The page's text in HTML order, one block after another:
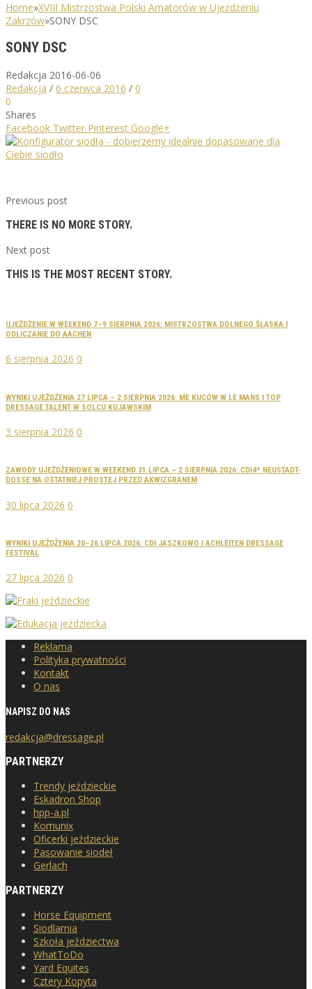
Home»XVIII Mistrzostwa Polski Amatorów w Ujeżdżeniu
Zakrzów»SONY DSC
SONY DSC
Redakcja 2016-06-06
Redakcja / 6 czerwca 2016 / 0
0
Shares
Facebook Twitter Pinterest Google+
Previous post
THERE IS NO MORE STORY.
Next post
THIS IS THE MOST RECENT STORY.
UJEŻDŻENIE W WEEKEND 7–9 SIERPNIA 2026: MISTRZOSTWA DOLNEGO ŚLĄSKA I
ODLICZANIE DO AACHEN
6 sierpnia 2026 0
WYNIKI UJEŻDŻENIA 27 LIPCA – 2 SIERPNIA 2026: ME KUCÓW W LE MANS I TOP
DRESSAGE TALENT W SOLCU KUJAWSKIM
3 sierpnia 2026 0
ZAWODY UJEŻDŻENIOWE W WEEKEND 31 LIPCA – 2 SIERPNIA 2026: CDI4* NEUSTADT-
DOSSE NA OSTATNIEJ PROSTEJ PRZED AKWIZGRANEM
30 lipca 2026 0
WYNIKI UJEŻDŻENIA 20–26 LIPCA 2026: CDI JASZKOWO I ACHLEITEN DRESSAGE
FESTIVAL
27 lipca 2026 0
Reklama
Polityka prywatności
Kontakt
O nas
NAPISZ DO NAS
redakcja@dressage.pl
PARTNERZY
Trendy jeździeckie
Eskadron Shop
hpp-a.pl
Komunix
Oficerki jeździeckie
Pasowanie siodeł
Gerlach
PARTNERZY
Horse Equipment
Siodlarnia
Szkoła jeździectwa
WhatToDo
Yard Equites
Cztery Kopyta